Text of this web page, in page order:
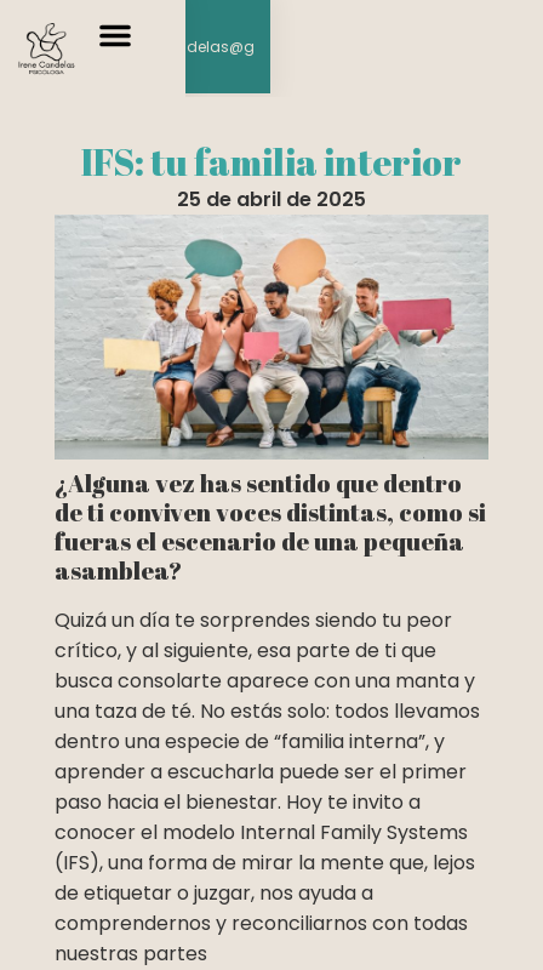
692 403 494
consultairenecandelas@g
mail.com
IFS: tu familia interior
25 de abril de 2025
¿Alguna vez has sentido que dentro
de ti conviven voces distintas, como si
fueras el escenario de una pequeña
asamblea?
Quizá un día te sorprendes siendo tu peor
crítico, y al siguiente, esa parte de ti que
busca consolarte aparece con una manta y
una taza de té. No estás solo: todos llevamos
dentro una especie de “familia interna”, y
aprender a escucharla puede ser el primer
paso hacia el bienestar. Hoy te invito a
conocer el modelo Internal Family Systems
(IFS), una forma de mirar la mente que, lejos
de etiquetar o juzgar, nos ayuda a
comprendernos y reconciliarnos con todas
nuestras partes